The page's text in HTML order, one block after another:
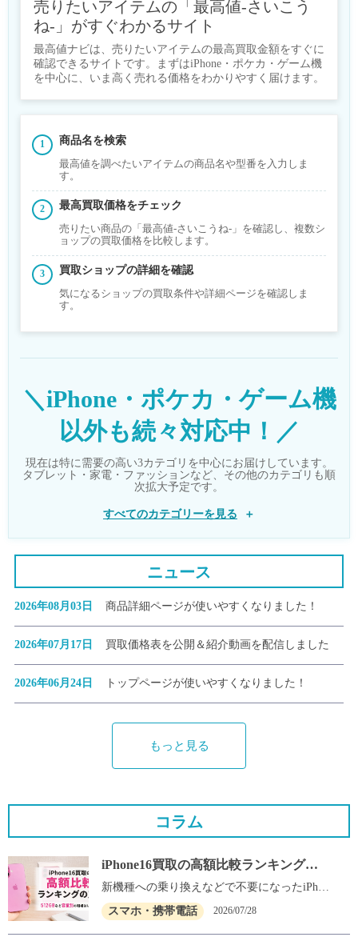
売りたいアイテムの「最高値-さいこう
ね-」がすぐわかるサイト
最高値ナビは、売りたいアイテムの最高買取金額をすぐに
確認できるサイトです。まずはiPhone・ポケカ・ゲーム機
を中心に、いま高く売れる価格をわかりやすく届けます。
商品名を検索
最高値を調べたいアイテムの商品名や型番を入力しま
す。
最高買取価格をチェック
売りたい商品の「最高値-さいこうね-」を確認し、複数シ
ョップの買取価格を比較します。
買取ショップの詳細を確認
気になるショップの買取条件や詳細ページを確認しま
す。
＼iPhone・ポケカ・ゲーム機
以外も続々対応中！／
現在は特に需要の高い3カテゴリを中心にお届けしています。
タブレット・家電・ファッションなど、その他のカテゴリも順
次拡大予定です。
すべてのカテゴリーを見る
ニュース
2026年08月03日 商品詳細ページが使いやすくなりました！
2026年07月17日 買取価格表を公開＆紹介動画を配信しました
2026年06月24日 トップページが使いやすくなりました！
もっと見る
コラム
iPhone16買取の高額比較ランキングの
罠！512GBなど容量別の相場はいく
ら？
新機種への乗り換えなどで不要になったiPhon
e16、せっかく手放すなら1円でも高く売りた
いですよね。 いざ売却を考えたとき、「iPhon
e16を売る相場はいくらですか？」「結局、iP
スマホ・携帯電話 2026/07/28